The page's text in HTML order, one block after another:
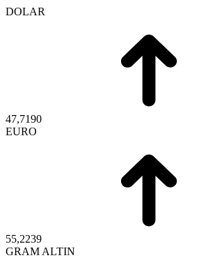
DOLAR
47,7190
EURO
55,2239
GRAM ALTIN